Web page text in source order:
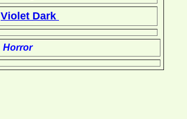
Violet Dark
Horror